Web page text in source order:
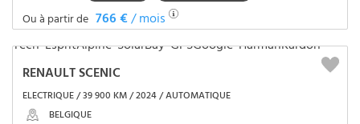
Ou à partir de 766 €/ mois
RENAULT SCENIC
ELECTRIQUE / 39 900 KM / 2024 / AUTOMATIQUE
BELGIQUE